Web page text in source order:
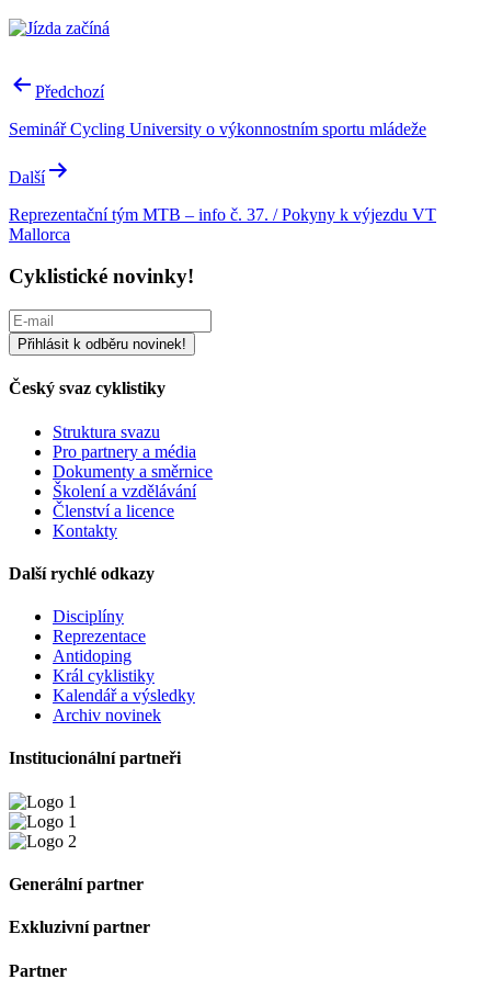
Navigace
příspěvek
Předchozí
Seminář Cycling University o výkonnostním sportu mládeže
Další
Reprezentační tým MTB – info č. 37. / Pokyny k výjezdu VT
Mallorca
Cyklistické novinky!
Český svaz cyklistiky
Struktura svazu
Pro partnery a média
Dokumenty a směrnice
Školení a vzdělávání
Členství a licence
Kontakty
Další rychlé odkazy
Disciplíny
Reprezentace
Antidoping
Král cyklistiky
Kalendář a výsledky
Archiv novinek
Institucionální partneři
Generální partner
Exkluzivní partner
Partner